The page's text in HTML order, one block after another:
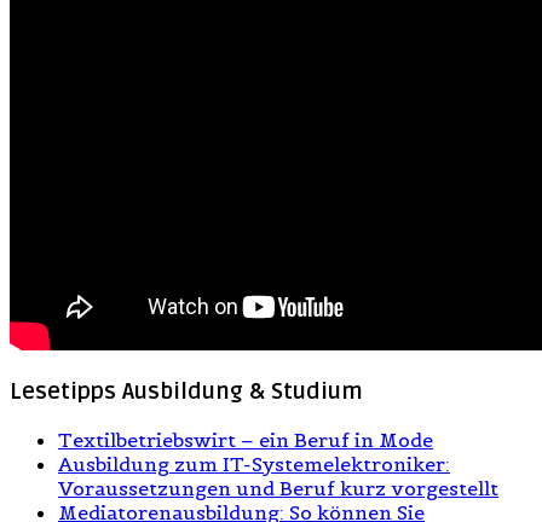
Lesetipps Ausbildung & Studium
Textilbetriebswirt – ein Beruf in Mode
Ausbildung zum IT-Systemelektroniker:
Voraussetzungen und Beruf kurz vorgestellt
Mediatorenausbildung: So können Sie